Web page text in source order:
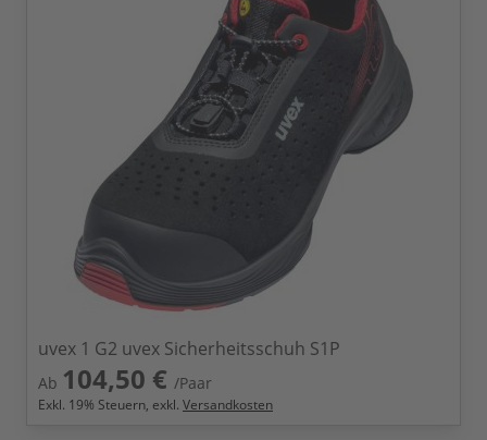
uvex 1 G2 uvex Sicherheitsschuh S1P
Ab 104,50 € /Paar
Exkl. 19% Steuern, exkl. Versandkosten